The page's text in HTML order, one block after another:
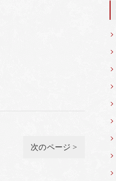
次のページ >